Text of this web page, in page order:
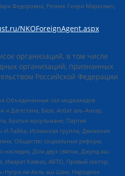
Федоровна, Резник Генри Маркович,
NKOForeignAgent.aspx
организаций, в том числе
организаций, признанных
Российской Федерации
Объединенных сил моджахедов
Дагестана, База, Асбат аль-Ансар,
Братья-мусульмане, Партия
И-Тайба, Исламская группа, Движение
Общество социальных реформ,
наследия, Дом двух святых, Джунд аш-
Кавказ, АБТО, Правый сектор,
Нусра ли-Ахль аш-Шам, Народное